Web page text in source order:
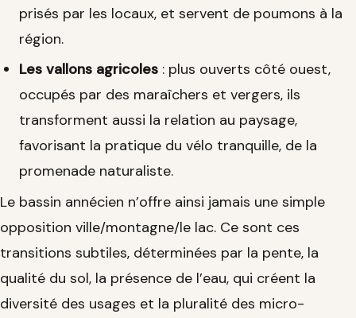
prisés par les locaux, et servent de poumons à la
région.
Les vallons agricoles : plus ouverts côté ouest,
occupés par des maraîchers et vergers, ils
transforment aussi la relation au paysage,
favorisant la pratique du vélo tranquille, de la
promenade naturaliste.
Le bassin annécien n’offre ainsi jamais une simple
opposition ville/montagne/le lac. Ce sont ces
transitions subtiles, déterminées par la pente, la
qualité du sol, la présence de l’eau, qui créent la
diversité des usages et la pluralité des micro-